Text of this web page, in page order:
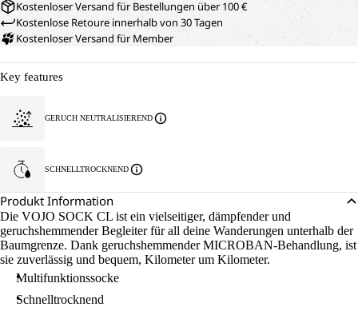
Kostenloser Versand für Bestellungen über 100 €
Kostenlose Retoure innerhalb von 30 Tagen
Kostenloser Versand für Member
Key features
GERUCH NEUTRALISIEREND
SCHNELLTROCKNEND
Produkt Information
Die VOJO SOCK CL ist ein vielseitiger, dämpfender und
geruchshemmender Begleiter für all deine Wanderungen unterhalb der
Baumgrenze. Dank geruchshemmender MICROBAN-Behandlung, ist
sie zuverlässig und bequem, Kilometer um Kilometer.
Multifunktionssocke
Schnelltrocknend